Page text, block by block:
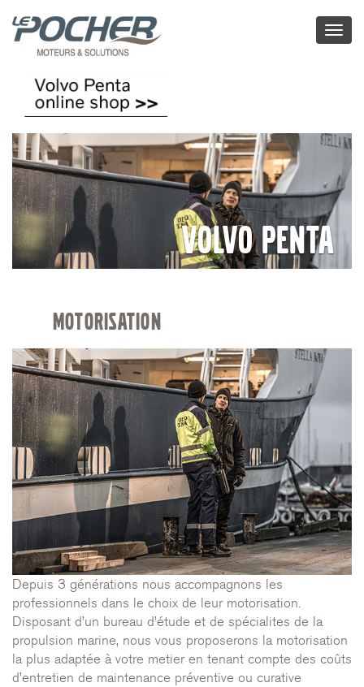
Toggle
VOLVO PENTA
MOTORISATION
Depuis 3 générations nous accompagnons les
professionnels dans le choix de leur motorisation.
Disposant d’un bureau d’étude et de spécialites de la
propulsion marine, nous vous proposerons la motorisation
la plus adaptée à votre metier en tenant compte des coûts
d’entretien de maintenance préventive ou curative